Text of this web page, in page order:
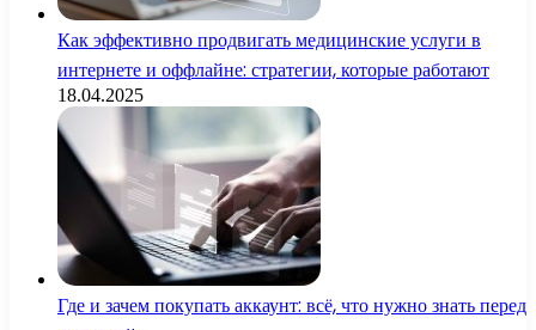
Как эффективно продвигать медицинские услуги в
интернете и оффлайне: стратегии, которые работают
18.04.2025
Где и зачем покупать аккаунт: всё, что нужно знать перед